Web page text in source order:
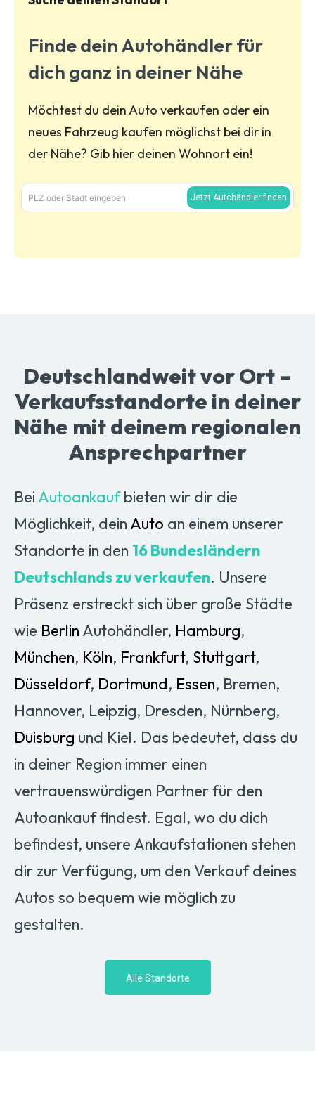
Finde dein Autohändler für
dich ganz in deiner Nähe
Möchtest du dein Auto verkaufen oder ein
neues Fahrzeug kaufen möglichst bei dir in
der Nähe? Gib hier deinen Wohnort ein!
PLZ oder Stadt eingeben Jetzt Autohändler finden
Deutschlandweit vor Ort –
Verkaufsstandorte in deiner
Nähe mit deinem regionalen
Ansprechpartner
Bei Autoankaufbieten wir dir die
Möglichkeit, dein Auto an einem unserer
Standorte in den 16 Bundesländern
Deutschlands zu verkaufen. Unsere
Präsenz erstreckt sich über große Städte
wie Berlin Autohändler, Hamburg,
München, Köln, Frankfurt, Stuttgart,
Düsseldorf, Dortmund, Essen, Bremen,
Hannover, Leipzig, Dresden, Nürnberg,
Duisburg und Kiel. Das bedeutet, dass du
in deiner Region immer einen
vertrauenswürdigen Partner für den
Autoankauf findest. Egal, wo du dich
befindest, unsere Ankaufstationen stehen
dir zur Verfügung, um den Verkauf deines
Autos so bequem wie möglich zu
gestalten.
Alle Standorte